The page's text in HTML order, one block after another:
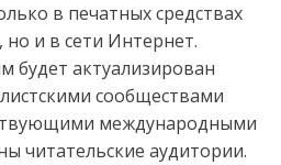
в печатных средствах
и в сети Интернет.
будет актуализирован
сообществами
международными
читательские аудитории.